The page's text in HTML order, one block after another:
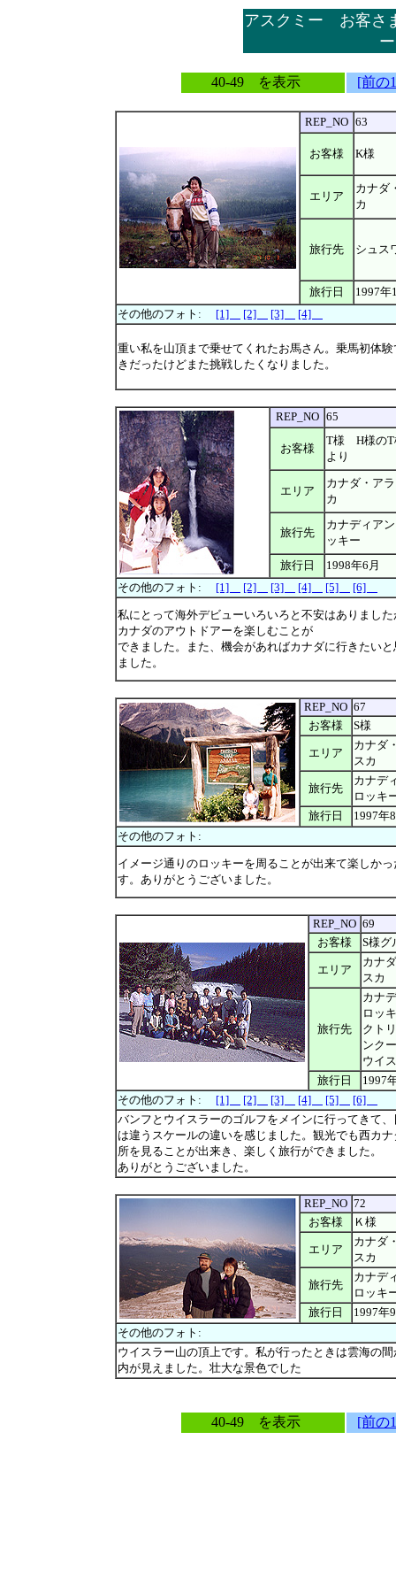
アスクミー お客さ
ー
40-49 を表示 [前の
REP_NO 63
お客様 K様
エリア
カナダ
カ
旅行先 シュス
旅行日
1997年
その他のフォト: [1] [2] [3] [4]
重い私を山頂まで乗せてくれたお馬さん。乗馬初体
きだったけどまた挑戦したくなりました。
REP_NO 65
お客様
T様 H様のT
より
エリア
カナダ・ア
カ
旅行先
カナディア
ッキー
旅行日
1998年6月
その他のフォト: [1] [2] [3] [4] [5] [6]
私にとって海外デビューいろいろと不安はありました
カナダのアウトドアーを楽しむことが
できました。また、機会があればカナダに行きたいと
ました。
REP_NO 67
お客様
S様
エリア
カナダ
スカ
旅行先
カナデ
ロッキ
旅行日
1997年
その他のフォト:
イメージ通りのロッキーを周ることが出来て楽しかっ
す。ありがとうございました。
REP_NO 69
お客様
S様グ
エリア
カナ
スカ
旅行先
カナ
ロッ
クト
ンク
ウイ
旅行日
1997
その他のフォト: [1] [2] [3] [4] [5]
[6]
バンフとウイスラーのゴルフをメインに行ってきて、
は違うスケールの違いを感じました。観光でも西カ
所を見ることが出来き、楽しく旅行ができました。
ありがとうございました。
REP_NO 72
お客様
Ｋ様
エリア
カナダ
スカ
旅行先
カナデ
ロッキ
旅行日
1997年
その他のフォト:
ウイスラー山の頂上です。私が行ったときは雲海の
内が見えました。壮大な景色でした
40-49 を表示 [前の